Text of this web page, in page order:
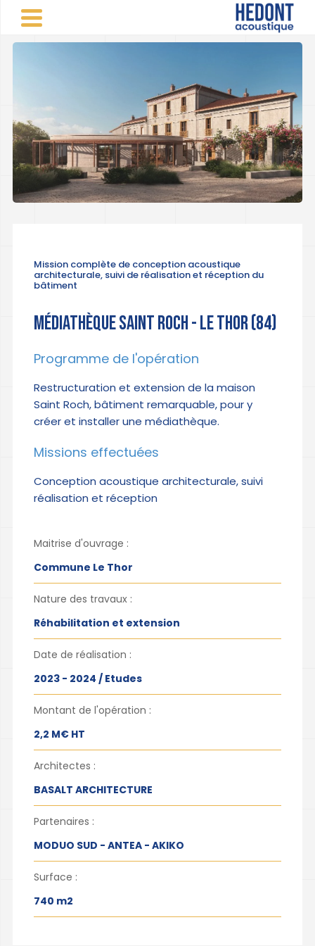
Réalisations
- Le Thor (84)
PARTAGER
Mission complète de conception acoustique
architecturale, suivi de réalisation et réception du
bâtiment
MÉDIATHÈQUE SAINT ROCH - LE THOR (84)
Programme de l'opération
Restructuration et extension de la maison
Saint Roch, bâtiment remarquable, pour y
créer et installer une médiathèque.
Missions effectuées
Conception acoustique architecturale, suivi
réalisation et réception
Maitrise d'ouvrage :
Commune Le Thor
Nature des travaux :
Réhabilitation et extension
Date de réalisation :
2023 - 2024 / Etudes
Montant de l'opération :
2,2 M€ HT
Architectes :
BASALT ARCHITECTURE
Partenaires :
MODUO SUD - ANTEA - AKIKO
Surface :
740 m2
Panneau de gestion des cookies